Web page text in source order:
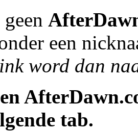
een
word dan
tab.